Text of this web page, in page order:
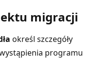
migracji
określ szczegóły
programu